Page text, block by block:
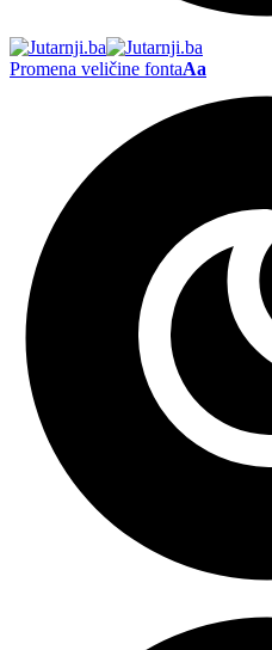
Promena veličine fontaAa